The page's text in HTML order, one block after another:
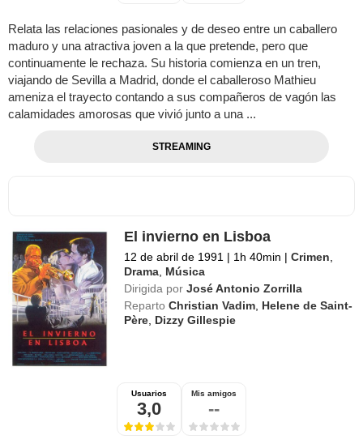
Relata las relaciones pasionales y de deseo entre un caballero
maduro y una atractiva joven a la que pretende, pero que
continuamente le rechaza. Su historia comienza en un tren,
viajando de Sevilla a Madrid, donde el caballeroso Mathieu
ameniza el trayecto contando a sus compañeros de vagón las
calamidades amorosas que vivió junto a una ...
STREAMING
El invierno en Lisboa
12 de abril de 1991 | 1h 40min | Crimen
Drama Música
Dirigida por José Antonio Zorrilla
Reparto Christian Vadim Helene de Saint-
Père Dizzy Gillespie
Usuarios
3,0
Mis amigos
--